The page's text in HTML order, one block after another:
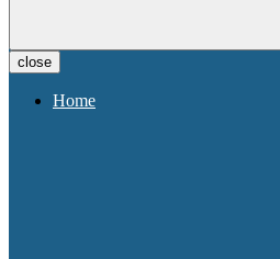
close
Home